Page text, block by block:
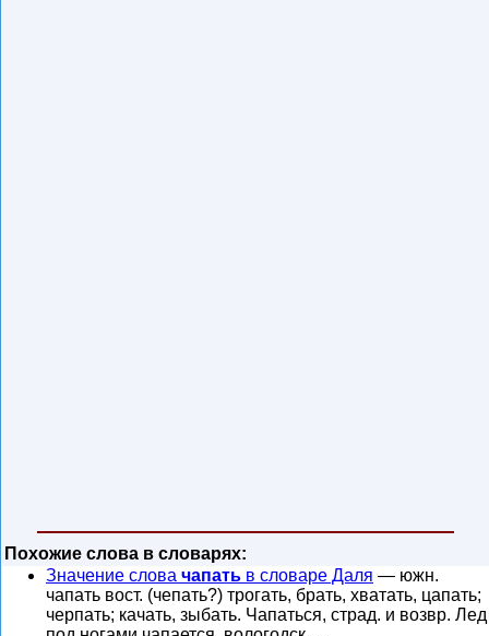
Похожие слова в словарях:
Значение слова чапать в словаре Даля — южн.
чапать вост. (чепать?) трогать, брать, хватать, цапать;
черпать; качать, зыбать. Чапаться, страд. и возвр. Лед